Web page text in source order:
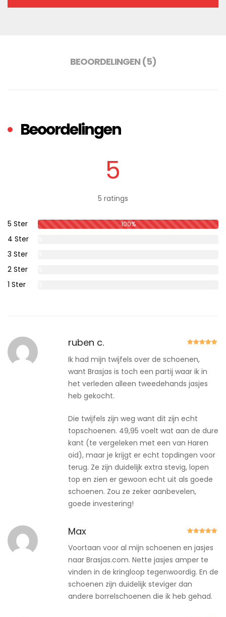
BEOORDELINGEN (5)
Beoordelingen
5
5 ratings
1 Ster
2 Ster
3 Ster
4 Ster
5 Ster 100%
d5uit 5
ruben c.
Ik had mijn twijfels over de schoenen,
want Brasjas is toch een partij waar ik in
het verleden alleen tweedehands jasjes
heb gekocht.
Die twijfels zijn weg want dit zijn echt
topschoenen. 49,95 voelt wat aan de dure
kant (te vergeleken met een van Haren
oid), maar je krijgt er echt topdingen voor
terug. Ze zijn duidelijk extra stevig, lopen
top en zien er gewoon echt uit als goede
schoenen. Zou ze zeker aanbevelen,
goede investering!
d5uit 5
Max
Voortaan voor al mijn schoenen en jasjes
naar Brasjas.com. Nette jasjes amper te
vinden in de kringloop tegenwoordig. En de
schoenen zijn duidelijk steviger dan
andere borrelschoenen die ik heb gehad.